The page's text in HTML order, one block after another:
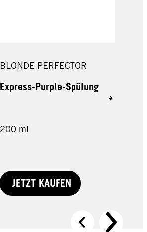
BLONDE PERFECTOR
Express-Purple-Spülung
200 ml
JETZT KAUFEN